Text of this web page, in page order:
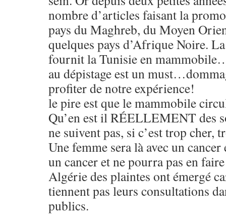
nombre d’articles faisant la
pays du Maghreb, du Moyen
quelques pays d’Afrique Noire.
fournit la Tunisie en
au dépistage est un
profiter de notre expérience!
le pire est que le mammobile
Qu’en est il RÉELLEMENT des
ne suivent pas, si c’est trop cher,
Une femme sera là avec un cancer
un cancer et ne pourra pas en
Algérie des plaintes ont émergé
tiennent pas leurs consultations
publics.